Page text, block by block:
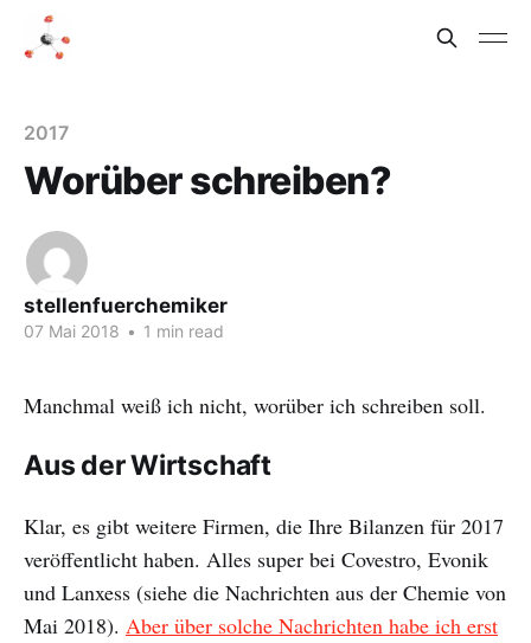
2017
Worüber schreiben?
stellenfuerchemiker
07 Mai 2018 • 1 min read
Manchmal weiß ich nicht, worüber ich schreiben soll.
Aus der Wirtschaft
Klar, es gibt weitere Firmen, die Ihre Bilanzen für 2017
veröffentlicht haben. Alles super bei Covestro, Evonik
und Lanxess (siehe die Nachrichten aus der Chemie von
Mai 2018). Aber über solche Nachrichten habe ich erst